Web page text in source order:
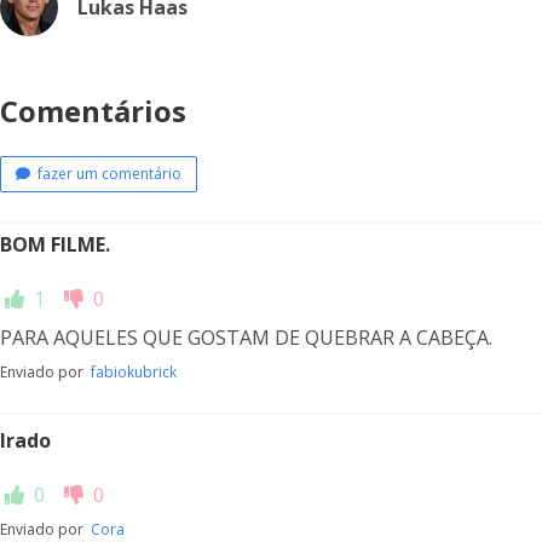
Lukas Haas
Comentários
fazer um comentário
BOM FILME.
1
0
PARA AQUELES QUE GOSTAM DE QUEBRAR A CABEÇA.
Enviado porfabiokubrick
Irado
0 0
Enviado por Cora